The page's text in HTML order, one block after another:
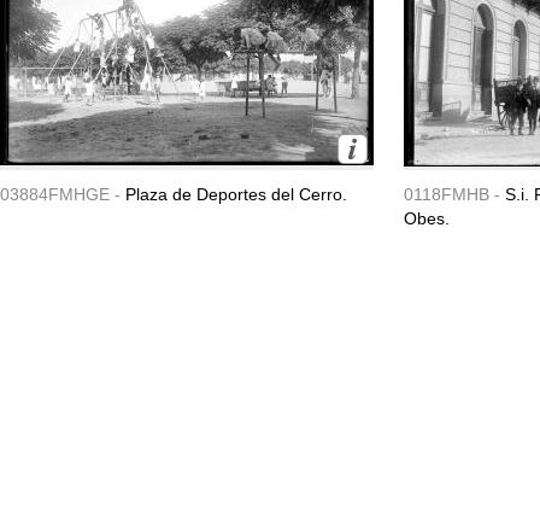
03884FMHGE - Plaza de Deportes del Cerro. 0118FMHB - S.i.
Obes.